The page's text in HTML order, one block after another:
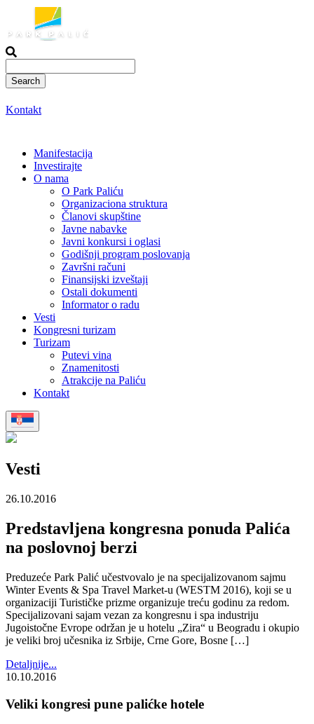
sadržaj
Kontakt
Manifestacija
Investirajte
O nama
O Park Paliću
Organizaciona struktura
Članovi skupštine
Javne nabavke
Javni konkursi i oglasi
Godišnji program poslovanja
Završni računi
Finansijski izveštaji
Ostali dokumenti
Informator o radu
Vesti
Kongresni turizam
Turizam
Putevi vina
Znamenitosti
Atrakcije na Paliću
Kontakt
Vesti
26.10.2016
Predstavljena kongresna ponuda Palića
na poslovnoj berzi
Preduzeće Park Palić učestvovalo je na specijalizovanom sajmu
Winter Events & Spa Travel Market-u (WESTM 2016), koji se u
organizaciji Turističke prizme organizuje treću godinu za redom.
Specijalizovani sajam vezan za kongresnu i spa industriju
Jugoistočne Evrope održan je u hotelu „Zira“ u Beogradu i okupio
je veliki broj učesnika iz Srbije, Crne Gore, Bosne […]
Detaljnije...
10.10.2016
Veliki kongresi pune palićke hotele